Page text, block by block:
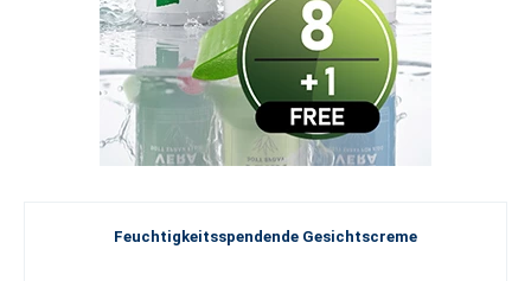
Feuchtigkeitsspendende Gesichtscreme